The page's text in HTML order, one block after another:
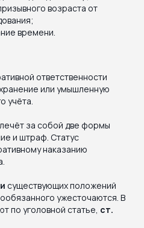
возраста от
времени.
ответственности
или умышленную
учёта.
за собой две формы
и штраф. Статус
наказанию
существующих положений
ужесточаются. В
по уголовной статье, ст.